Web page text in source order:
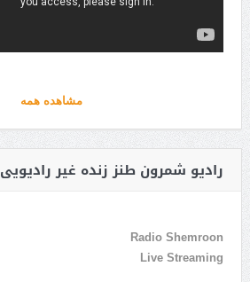
مشاهده همه
رادیو شمرون طنز زنده غیر رادیویی
Radio Shemroon
Live Streaming